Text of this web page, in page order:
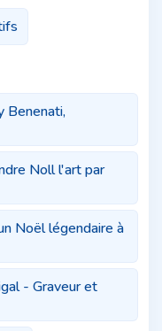
Benenati,
Noll l'art par
Noël légendaire à
- Graveur et